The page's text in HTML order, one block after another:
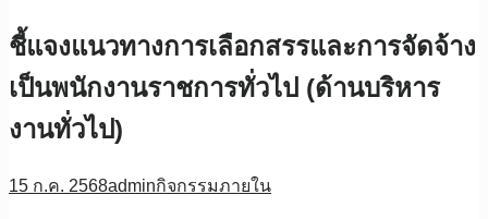
ชี้แจงแนวทางการเลือกสรรและการจัดจ้าง
เป็นพนักงานราชการทั่วไป (ด้านบริหาร
งานทั่วไป)
15 ก.ค. 2568adminกิจกรรมภายใน